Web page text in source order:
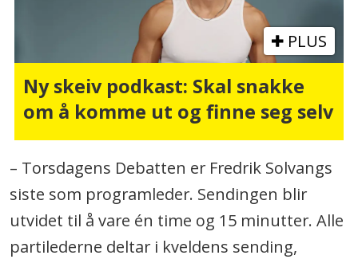
PLUS
Ny skeiv podkast: Skal snakke
om å komme ut og finne seg selv
– Torsdagens Debatten er Fredrik Solvangs
siste som programleder. Sendingen blir
utvidet til å vare én time og 15 minutter. Alle
partilederne deltar i kveldens sending,